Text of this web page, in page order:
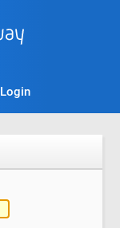
Login